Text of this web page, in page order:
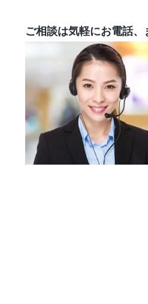
ご相談は気軽にお電話、